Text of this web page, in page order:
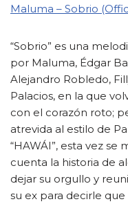
Maluma – Sobrio
“Sobrio” es una
por Maluma, Édgar
Alejandro Robledo,
Palacios, en la que
con el corazón roto;
atrevida al estilo de
“HAWÁI”, esta vez se
cuenta la historia de
dejar su orgullo y
su ex para decirle